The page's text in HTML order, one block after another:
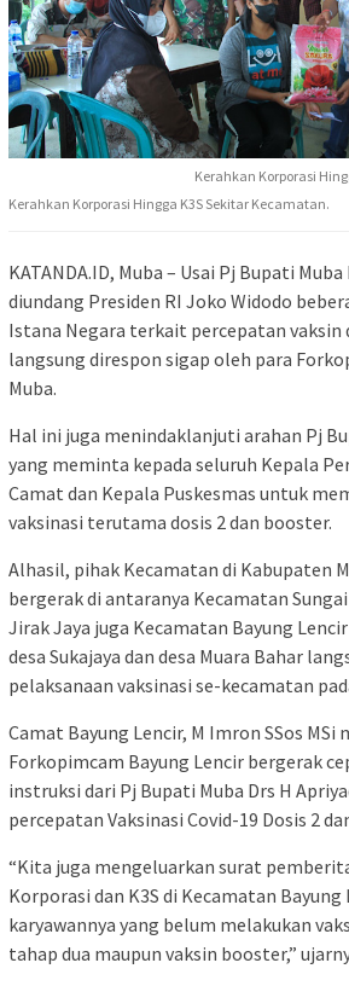
Kerahkan Korporasi
Kerahkan Korporasi Hingga K3S Sekitar Kecamatan.
KATANDA.ID, Muba – Usai Pj Bupati
diundang Presiden RI Joko Widodo
Istana Negara terkait percepatan vaksin
langsung direspon sigap oleh para
Muba.
Hal ini juga menindaklanjuti arahan Pj
yang meminta kepada seluruh Kepala
Camat dan Kepala Puskesmas untuk
vaksinasi terutama dosis 2 dan booster.
Alhasil, pihak Kecamatan di Kabupaten
bergerak di antaranya Kecamatan
Jirak Jaya juga Kecamatan Bayung
desa Sukajaya dan desa Muara Bahar
pelaksanaan vaksinasi se-kecamatan
Camat Bayung Lencir, M Imron SSos MSi
Forkopimcam Bayung Lencir bergerak
instruksi dari Pj Bupati Muba Drs H
percepatan Vaksinasi Covid-19 Dosis 2
“Kita juga mengeluarkan surat
Korporasi dan K3S di Kecamatan
karyawannya yang belum melakukan
tahap dua maupun vaksin booster,”